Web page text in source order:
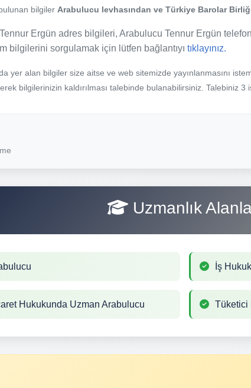
bilgiler Arabulucu levhasından ve Türkiye Barolar
Ergün adres bilgileri, Arabulucu Tennur Ergün
bilgilerini sorgulamak için lütfen bağlantıyı tıklayınız.
yer alan bilgiler size aitse ve web sitemizde yayınlanmasını
bilgilerinizin kaldırılması talebinde bulanabilirsiniz. Talebiniz
Uzmanlık
İş
Hukukunda Uzman Arabulucu Tüketici